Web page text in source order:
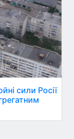
сили Росії